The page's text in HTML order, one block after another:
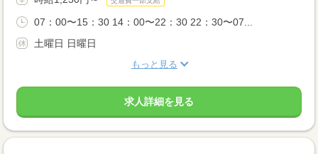
07：00〜15：30 14：00〜22：30 22：30〜07...
土曜日 日曜日
もっと見る
求人詳細を見る